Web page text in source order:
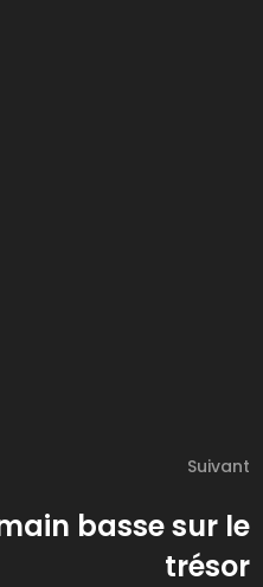
Suivant
basse sur le
trésor